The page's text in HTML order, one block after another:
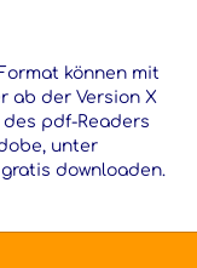
können mit
ab der Version X
pdf-Readers
unter
gratis downloaden.